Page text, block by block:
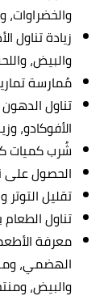
والخضراوات،
زيادة تناول
والبيض،
مُمارسة
تناول
الأفوكادو،
شُرب كميات
الحصول على
تقليل التوتر
تناول
معرفة
الهضمي، ومن
والبيض،